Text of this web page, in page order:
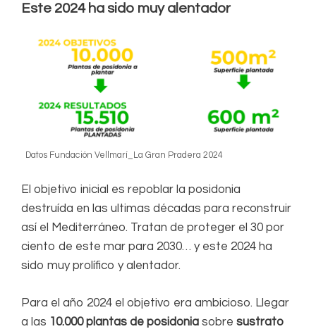
Este 2024 ha sido muy alentador
Datos Fundación Vellmarí_La Gran Pradera 2024
El objetivo inicial es repoblar la posidonia
destruída en las ultimas décadas para reconstruir
así el Mediterráneo. Tratan de proteger el 30 por
ciento de este mar para 2030… y este 2024 ha
sido muy prolífico y alentador.
Para el año 2024 el objetivo era ambicioso. Llegar
a las 10.000 plantas de posidonia sobre sustrato